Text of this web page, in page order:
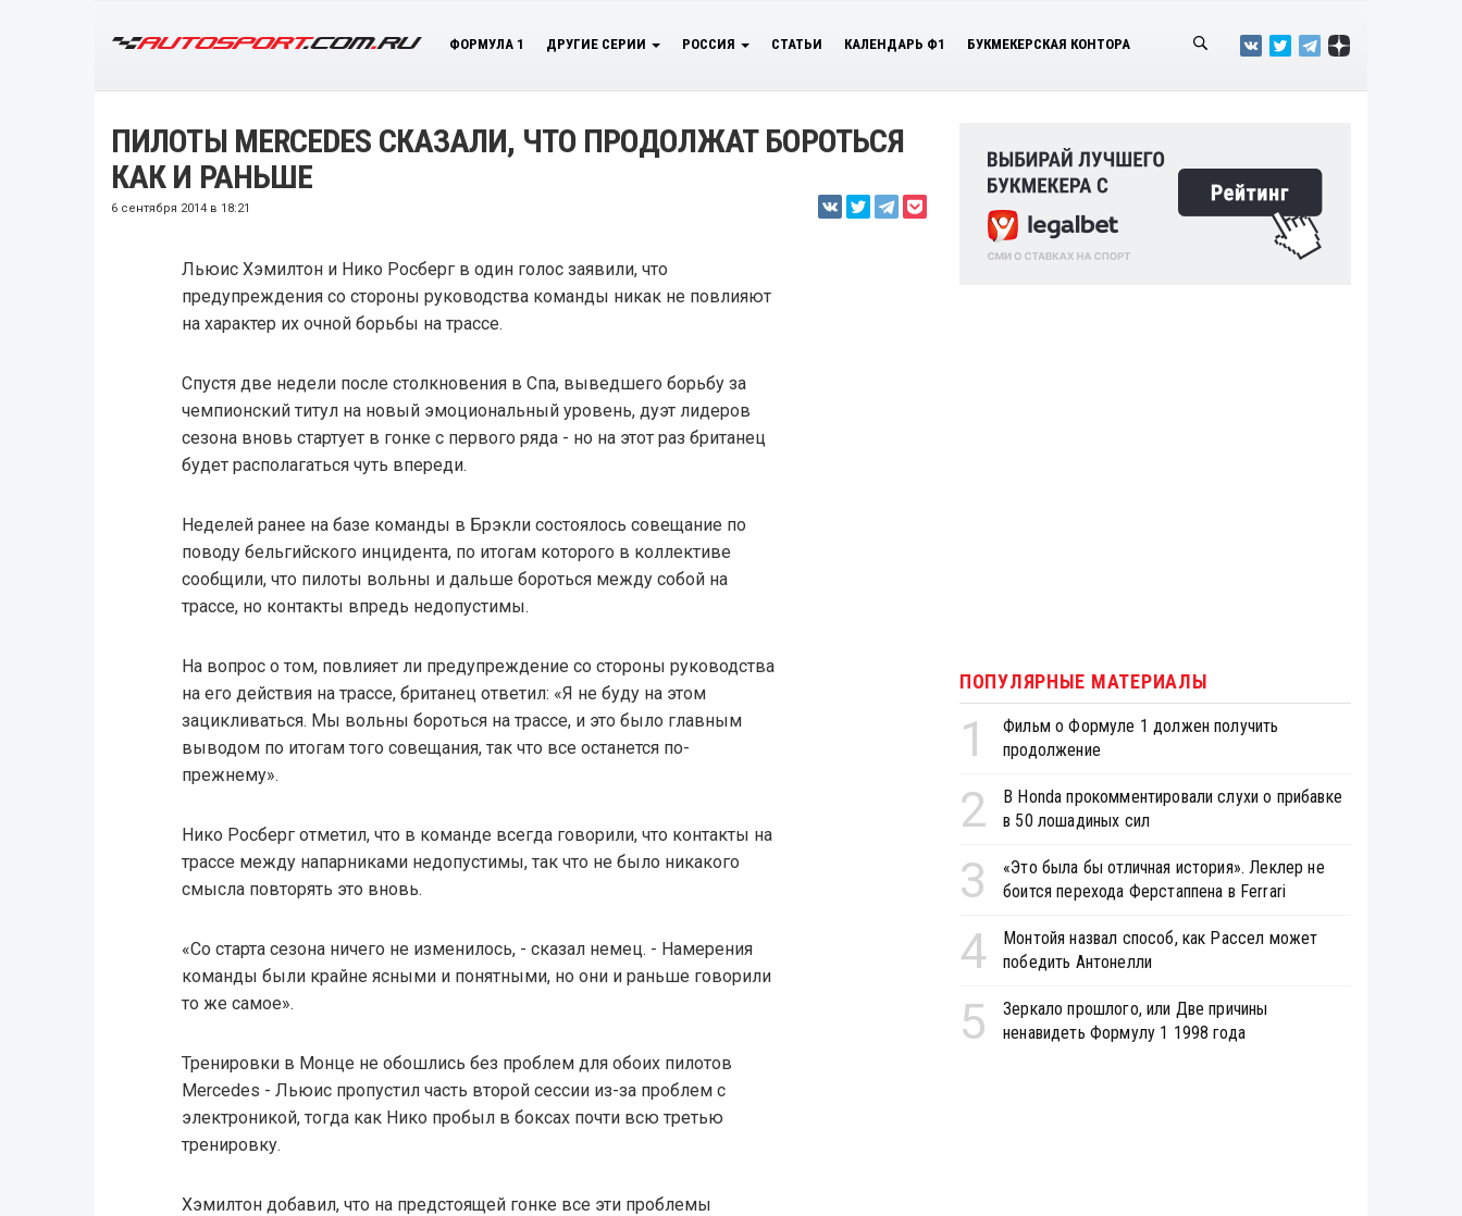
ФОРМУЛА 1 ДРУГИЕ СЕРИИ РОССИЯ СТАТЬИ КАЛЕНДАРЬ Ф1 БУКМЕКЕРСКАЯ КОНТОРА
ПИЛОТЫ MERCEDES СКАЗАЛИ, ЧТО ПРОДОЛЖАТ БОРОТЬСЯ
КАК И РАНЬШЕ
6 сентября 2014 в 18:21
Льюис Хэмилтон и Нико Росберг в один голос заявили, что
предупреждения со стороны руководства команды никак не повлияют
на характер их очной борьбы на трассе.
Спустя две недели после столкновения в Спа, выведшего борьбу за
чемпионский титул на новый эмоциональный уровень, дуэт лидеров
сезона вновь стартует в гонке с первого ряда - но на этот раз британец
будет располагаться чуть впереди.
Неделей ранее на базе команды в Брэкли состоялось совещание по
поводу бельгийского инцидента, по итогам которого в коллективе
сообщили, что пилоты вольны и дальше бороться между собой на
трассе, но контакты впредь недопустимы.
На вопрос о том, повлияет ли предупреждение со стороны руководства
на его действия на трассе, британец ответил: «Я не буду на этом
зацикливаться. Мы вольны бороться на трассе, и это было главным
выводом по итогам того совещания, так что все останется по-
прежнему».
Нико Росберг отметил, что в команде всегда говорили, что контакты на
трассе между напарниками недопустимы, так что не было никакого
смысла повторять это вновь.
«Со старта сезона ничего не изменилось, - сказал немец. - Намерения
команды были крайне ясными и понятными, но они и раньше говорили
то же самое».
Тренировки в Монце не обошлись без проблем для обоих пилотов
Mercedes - Льюис пропустил часть второй сессии из-за проблем с
электроникой, тогда как Нико пробыл в боксах почти всю третью
тренировку.
Хэмилтон добавил, что на предстоящей гонке все эти проблемы
ПОПУЛЯРНЫЕ МАТЕРИАЛЫ
1
Фильм о Формуле 1 должен получить
продолжение
2
В Honda прокомментировали слухи о прибавке
в 50 лошадиных сил
3
«Это была бы отличная история». Леклер не
боится перехода Ферстаппена в Ferrari
4
Монтойя назвал способ, как Рассел может
победить Антонелли
5
Зеркало прошлого, или Две причины
ненавидеть Формулу 1 1998 года